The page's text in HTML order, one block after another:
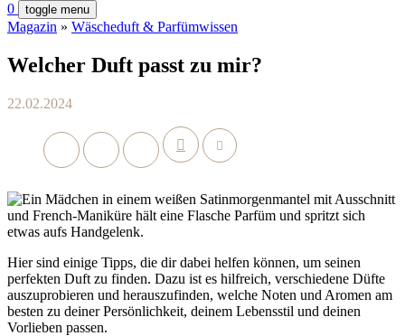
0 toggle menu
Magazin » Wäscheduft & Parfümwissen
Welcher Duft passt zu mir?
22.02.2024
Hier sind einige Tipps, die dir dabei helfen können, um seinen
perfekten Duft zu finden. Dazu ist es hilfreich, verschiedene Düfte
auszuprobieren und herauszufinden, welche Noten und Aromen am
besten zu deiner Persönlichkeit, deinem Lebensstil und deinen
Vorlieben passen.